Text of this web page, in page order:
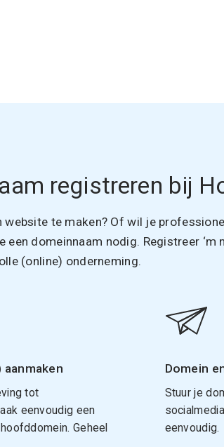
registreren bij
website te maken? Of wil je
een domeinnaam nodig. Registreer ‘m
(online) onderneming.
tot
eenvoudig een
Geheel
Domein
Stuur je
eenvoudig.